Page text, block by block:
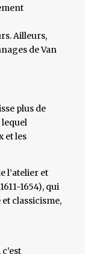
Ailleurs,
de Van
plus de
lequel
et les
l’atelier et
1654), qui
classicisme,